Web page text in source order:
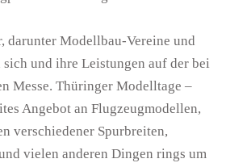
darunter Modellbau-Vereine und
und ihre Leistungen auf der bei
Messe. Thüringer Modelltage –
Angebot an Flugzeugmodellen,
verschiedener Spurbreiten,
vielen anderen Dingen rings um